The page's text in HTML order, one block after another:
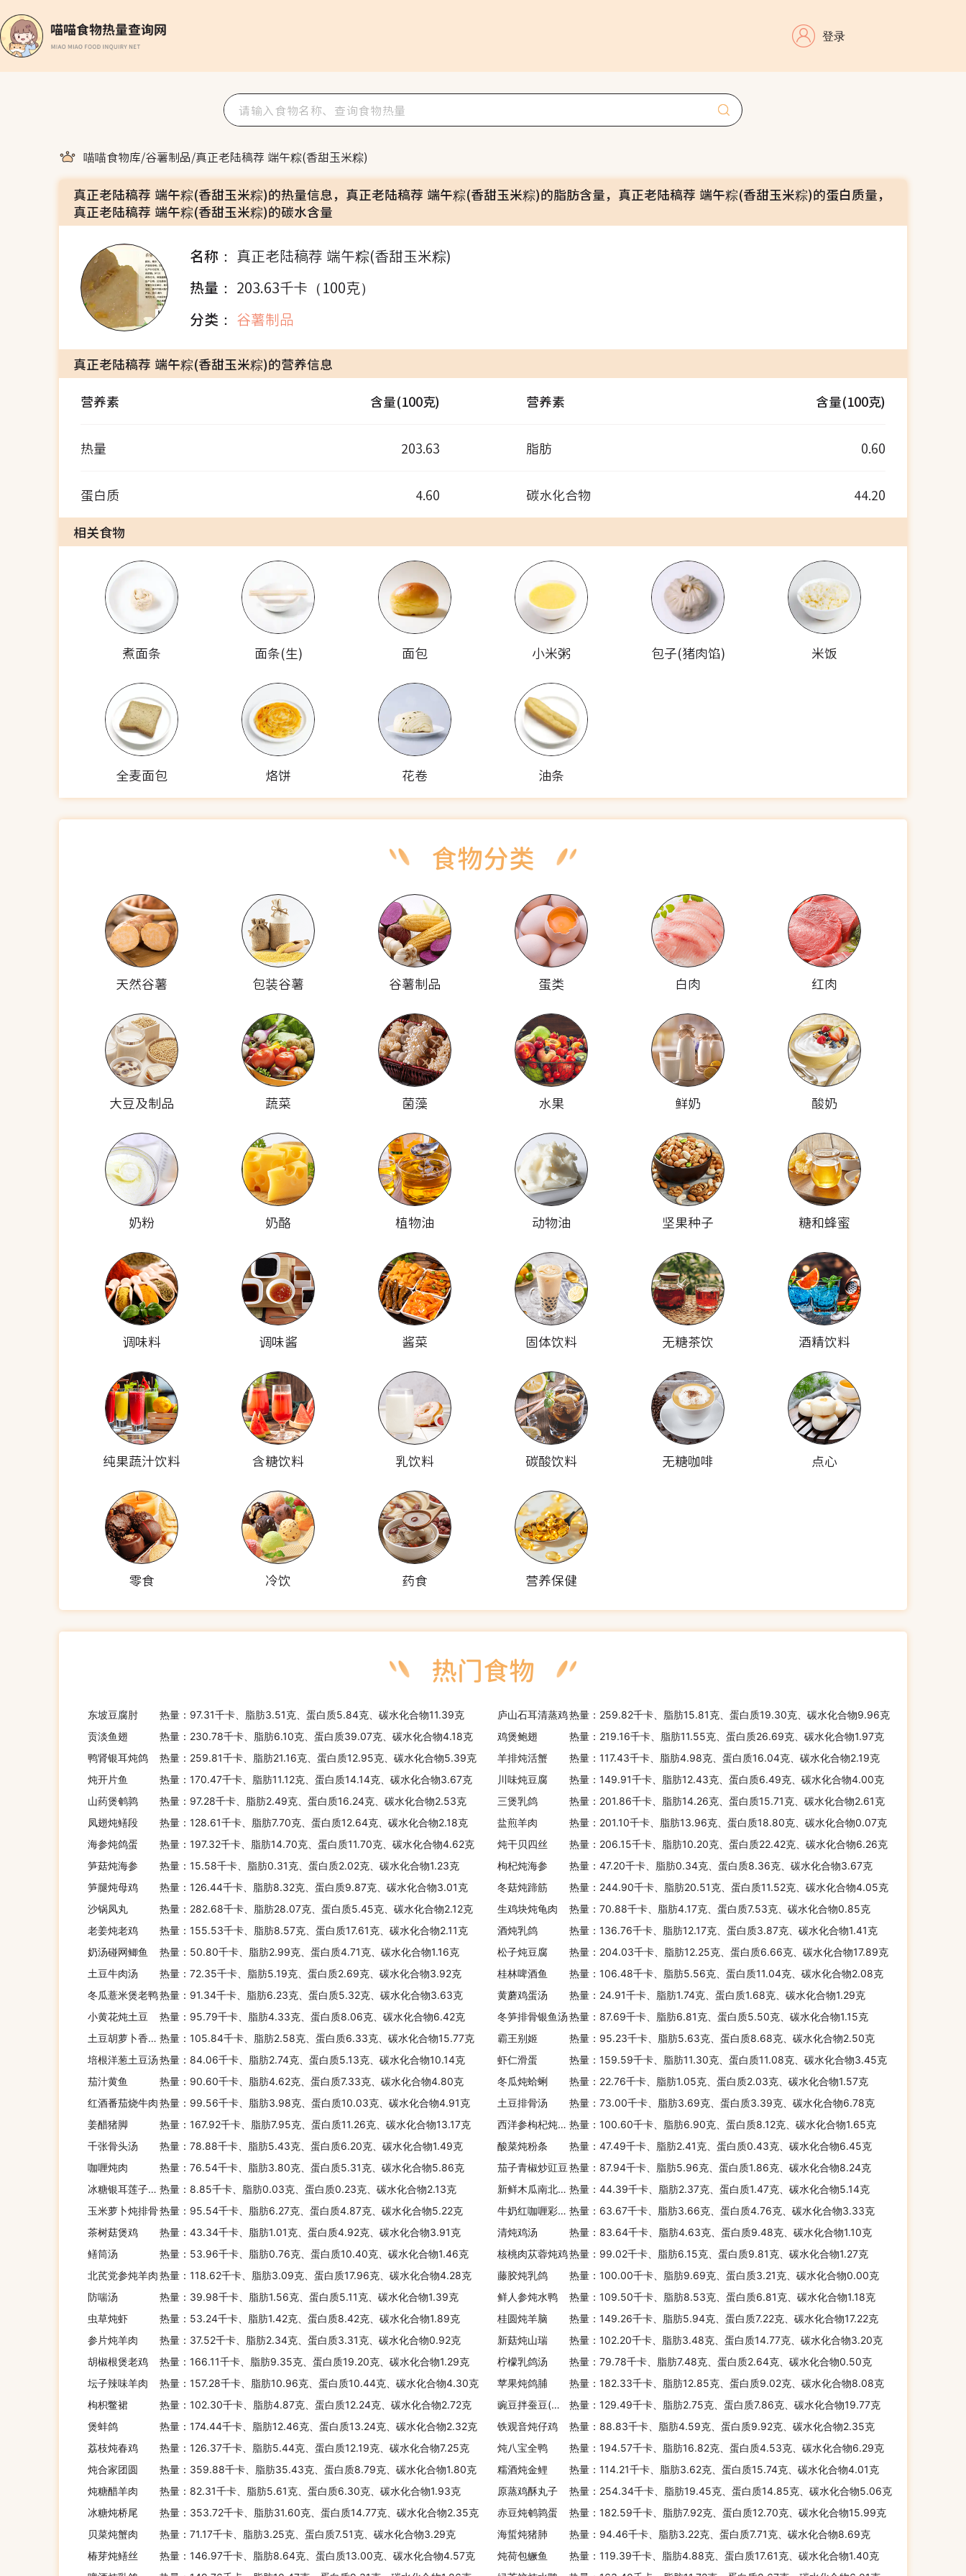
登录
喵喵食物库/谷薯制品/真正老陆稿荐 端午粽(香甜玉米粽)
真正老陆稿荐 端午粽(香甜玉米粽)的热量信息，真正老陆稿荐 端午粽(香甜玉米粽)的脂肪含量，真正老陆稿荐 端午粽(香甜玉米粽)的蛋白质量，
真正老陆稿荐 端午粽(香甜玉米粽)的碳水含量
名称： 真正老陆稿荐 端午粽(香甜玉米粽)
热量： 203.63千卡（100克）
分类： 谷薯制品
真正老陆稿荐 端午粽(香甜玉米粽)的营养信息
营养素
含量(100克) 营养素 含量(100克)
热量 203.63 脂肪 0.60
蛋白质 4.60 碳水化合物
44.20
相关食物
煮面条 面条(生) 面包 小米粥 包子(猪肉馅) 米饭
全麦面包 烙饼 花卷 油条
天然谷薯 包装谷薯 谷薯制品 蛋类 白肉 红肉
大豆及制品 蔬菜 菌藻 水果 鲜奶 酸奶
奶粉 奶酪 植物油 动物油 坚果种子 糖和蜂蜜
调味料 调味酱 酱菜 固体饮料 无糖茶饮 酒精饮料
纯果蔬汁饮料 含糖饮料 乳饮料 碳酸饮料 无糖咖啡 点心
零食 冷饮 药食 营养保健
东坡豆腐肘 热量：97.31千卡、脂肪3.51克、蛋白质5.84克、碳水化合物11.39克 庐山石耳清蒸鸡热量：259.82千卡、脂肪15.81克、蛋白质19.30克、碳水化合物9.96克
贡淡鱼翅
热量：230.78千卡、脂肪6.10克、蛋白质39.07克、碳水化合物4.18克 鸡煲鲍翅
热量：219.16千卡、脂肪11.55克、蛋白质26.69克、碳水化合物1.97克
鸭肾银耳炖鸽
热量：259.81千卡、脂肪21.16克、蛋白质12.95克、碳水化合物5.39克 羊排炖活蟹
热量：117.43千卡、脂肪4.98克、蛋白质16.04克、碳水化合物2.19克
炖开片鱼
热量：170.47千卡、脂肪11.12克、蛋白质14.14克、碳水化合物3.67克 川味炖豆腐
热量：149.91千卡、脂肪12.43克、蛋白质6.49克、碳水化合物4.00克
山药煲鹌鹑
热量：97.28千卡、脂肪2.49克、蛋白质16.24克、碳水化合物2.53克 三煲乳鸽
热量：201.86千卡、脂肪14.26克、蛋白质15.71克、碳水化合物2.61克
凤翅炖鳝段
热量：128.61千卡、脂肪7.70克、蛋白质12.64克、碳水化合物2.18克 盐煎羊肉
热量：201.10千卡、脂肪13.96克、蛋白质18.80克、碳水化合物0.07克
海参炖鸽蛋
热量：197.32千卡、脂肪14.70克、蛋白质11.70克、碳水化合物4.62克 炖干贝四丝
热量：206.15千卡、脂肪10.20克、蛋白质22.42克、碳水化合物6.26克
笋菇炖海参
热量：15.58千卡、脂肪0.31克、蛋白质2.02克、碳水化合物1.23克 枸杞炖海参
热量：47.20千卡、脂肪0.34克、蛋白质8.36克、碳水化合物3.67克
笋腿炖母鸡
热量：126.44千卡、脂肪8.32克、蛋白质9.87克、碳水化合物3.01克 冬菇炖蹄筋
热量：244.90千卡、脂肪20.51克、蛋白质11.52克、碳水化合物4.05克
沙锅凤丸
热量：282.68千卡、脂肪28.07克、蛋白质5.45克、碳水化合物2.12克 生鸡块炖龟肉
热量：70.88千卡、脂肪4.17克、蛋白质7.53克、碳水化合物0.85克
老姜炖老鸡
热量：155.53千卡、脂肪8.57克、蛋白质17.61克、碳水化合物2.11克 酒炖乳鸽
热量：136.76千卡、脂肪12.17克、蛋白质3.87克、碳水化合物1.41克
奶汤碰网鲫鱼
热量：50.80千卡、脂肪2.99克、蛋白质4.71克、碳水化合物1.16克 松子炖豆腐
热量：204.03千卡、脂肪12.25克、蛋白质6.66克、碳水化合物17.89克
土豆牛肉汤
热量：72.35千卡、脂肪5.19克、蛋白质2.69克、碳水化合物3.92克 桂林啤酒鱼
热量：106.48千卡、脂肪5.56克、蛋白质11.04克、碳水化合物2.08克
冬瓜薏米煲老鸭热量：91.34千卡、脂肪6.23克、蛋白质5.32克、碳水化合物3.63克 黄蘑鸡蛋汤
热量：24.91千卡、脂肪1.74克、蛋白质1.68克、碳水化合物1.29克
小黄花炖土豆
热量：95.79千卡、脂肪4.33克、蛋白质8.06克、碳水化合物6.42克 冬笋排骨银鱼汤热量：87.69千卡、脂肪6.81克、蛋白质5.50克、碳水化合物1.15克
土豆胡萝卜香菇炖肉 热量：105.84千卡、脂肪2.58克、蛋白质6.33克、碳水化合物15.77克 霸王别姬
热量：95.23千卡、脂肪5.63克、蛋白质8.68克、碳水化合物2.50克
培根洋葱土豆汤热量：84.06千卡、脂肪2.74克、蛋白质5.13克、碳水化合物10.14克 虾仁滑蛋
热量：159.59千卡、脂肪11.30克、蛋白质11.08克、碳水化合物3.45克
茄汁黄鱼
热量：90.60千卡、脂肪4.62克、蛋白质7.33克、碳水化合物4.80克 冬瓜炖蛤蜊
热量：22.76千卡、脂肪1.05克、蛋白质2.03克、碳水化合物1.57克
红酒番茄烧牛肉热量：99.56千卡、脂肪3.98克、蛋白质10.03克、碳水化合物4.91克 土豆排骨汤
热量：73.00千卡、脂肪3.69克、蛋白质3.39克、碳水化合物6.78克
姜醋猪脚
热量：167.92千卡、脂肪7.95克、蛋白质11.26克、碳水化合物13.17克 西洋参枸杞炖鸽子 热量：100.60千卡、脂肪6.90克、蛋白质8.12克、碳水化合物1.65克
千张骨头汤
热量：78.88千卡、脂肪5.43克、蛋白质6.20克、碳水化合物1.49克 酸菜炖粉条
热量：47.49千卡、脂肪2.41克、蛋白质0.43克、碳水化合物6.45克
咖喱炖肉
热量：76.54千卡、脂肪3.80克、蛋白质5.31克、碳水化合物5.86克 茄子青椒炒豇豆热量：87.94千卡、脂肪5.96克、蛋白质1.86克、碳水化合物8.24克
冰糖银耳莲子枸杞羹 热量：8.85千卡、脂肪0.03克、蛋白质0.23克、碳水化合物2.13克 新鲜木瓜南北杏炖雪耳 热量：44.39千卡、脂肪2.37克、蛋白质1.47克、碳水化合物5.14克
玉米萝卜炖排骨热量：95.54千卡、脂肪6.27克、蛋白质4.87克、碳水化合物5.22克 牛奶红咖喱彩椒鸡 热量：63.67千卡、脂肪3.66克、蛋白质4.76克、碳水化合物3.33克
茶树菇煲鸡
热量：43.34千卡、脂肪1.01克、蛋白质4.92克、碳水化合物3.91克 清炖鸡汤
热量：83.64千卡、脂肪4.63克、蛋白质9.48克、碳水化合物1.10克
鳝筒汤
热量：53.96千卡、脂肪0.76克、蛋白质10.40克、碳水化合物1.46克 核桃肉苁蓉炖鸡热量：99.02千卡、脂肪6.15克、蛋白质9.81克、碳水化合物1.27克
北芪党参炖羊肉热量：118.62千卡、脂肪3.09克、蛋白质17.96克、碳水化合物4.28克 藤胶炖乳鸽
热量：100.00千卡、脂肪9.69克、蛋白质3.21克、碳水化合物0.00克
防喘汤
热量：39.98千卡、脂肪1.56克、蛋白质5.11克、碳水化合物1.39克 鲜人参炖水鸭
热量：109.50千卡、脂肪8.53克、蛋白质6.81克、碳水化合物1.18克
虫草炖虾
热量：53.24千卡、脂肪1.42克、蛋白质8.42克、碳水化合物1.89克 桂圆炖羊脑
热量：149.26千卡、脂肪5.94克、蛋白质7.22克、碳水化合物17.22克
参片炖羊肉
热量：37.52千卡、脂肪2.34克、蛋白质3.31克、碳水化合物0.92克 新菇炖山瑞
热量：102.20千卡、脂肪3.48克、蛋白质14.77克、碳水化合物3.20克
胡椒根煲老鸡
热量：166.11千卡、脂肪9.35克、蛋白质19.20克、碳水化合物1.29克 柠檬乳鸽汤
热量：79.78千卡、脂肪7.48克、蛋白质2.64克、碳水化合物0.50克
坛子辣味羊肉
热量：157.28千卡、脂肪10.96克、蛋白质10.44克、碳水化合物4.30克 苹果炖鸽脯
热量：182.33千卡、脂肪12.85克、蛋白质9.02克、碳水化合物8.08克
枸枳鳖裙
热量：102.30千卡、脂肪4.87克、蛋白质12.24克、碳水化合物2.72克 豌豆拌蚕豆(少油少盐)
热量：129.49千卡、脂肪2.75克、蛋白质7.86克、碳水化合物19.77克
煲蚌鸽
热量：174.44千卡、脂肪12.46克、蛋白质13.24克、碳水化合物2.32克 铁观音炖仔鸡
热量：88.83千卡、脂肪4.59克、蛋白质9.92克、碳水化合物2.35克
荔枝炖春鸡
热量：126.37千卡、脂肪5.44克、蛋白质12.19克、碳水化合物7.25克 炖八宝全鸭
热量：194.57千卡、脂肪16.82克、蛋白质4.53克、碳水化合物6.29克
炖合家团圆
热量：359.88千卡、脂肪35.43克、蛋白质8.79克、碳水化合物1.80克 糯酒炖金鲤
热量：114.21千卡、脂肪3.62克、蛋白质15.74克、碳水化合物4.01克
炖糖醋羊肉
热量：82.31千卡、脂肪5.61克、蛋白质6.30克、碳水化合物1.93克 原蒸鸡酥丸子
热量：254.34千卡、脂肪19.45克、蛋白质14.85克、碳水化合物5.06克
冰糖炖桥尾
热量：353.72千卡、脂肪31.60克、蛋白质14.77克、碳水化合物2.35克 赤豆炖鹌鹑蛋
热量：182.59千卡、脂肪7.92克、蛋白质12.70克、碳水化合物15.99克
贝菜炖蟹肉
热量：71.17千卡、脂肪3.25克、蛋白质7.51克、碳水化合物3.29克 海蜇炖猪肺
热量：94.46千卡、脂肪3.22克、蛋白质7.71克、碳水化合物8.69克
椿芽炖鳝丝
热量：146.97千卡、脂肪8.64克、蛋白质13.00克、碳水化合物4.57克 炖荷包鳜鱼
热量：119.39千卡、脂肪4.88克、蛋白质17.61克、碳水化合物1.40克